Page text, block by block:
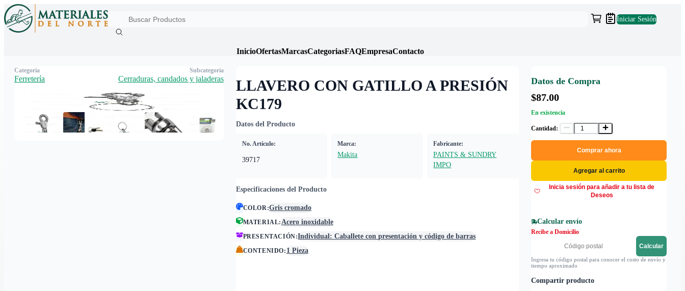
Iniciar Sesión
InicioOfertasMarcasCategoriasFAQEmpresaContacto
LLAVERO CON GATILLO A PRESIÓN
KC179
Datos del Producto
No. Artículo:
39717
Marca:
Makita
Fabricante:
PAINTS & SUNDRY
IMPO
Especificaciones del Producto
COLOR:Gris cromado
MATERIAL:Acero inoxidable
PRESENTACIÓN:Individual: Caballete con presentación y código de barras
CONTENIDO: 1 Pieza
Datos de Compra
$87.00
En existencia
Cantidad:
Comprar ahora
Agregar al carrito
Inicia sesión para añadir a tu lista de
Deseos
Calcular envío
Recibe a Domicilio
Calcular
Ingresa tu código postal para conocer el costo de envío y
tiempo aproximado
Compartir producto
Categoría
Ferretería
Subcategoría
Cerraduras, candados y jaladeras